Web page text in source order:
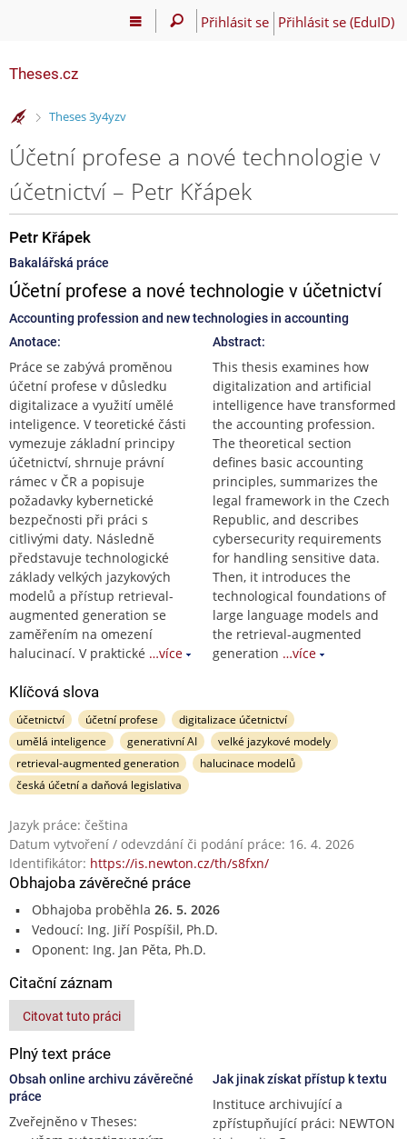
Přihlásit se Přihlásit se (EduID)
Theses.cz
>
Theses 3y4yzv
Účetní profese a nové technologie v
účetnictví – Petr Křápek
Petr Křápek
Bakalářská práce
Účetní profese a nové technologie v účetnictví
Accounting profession and new technologies in accounting
Anotace:
Práce se zabývá proměnou
účetní profese v důsledku
digitalizace a využití umělé
inteligence. V teoretické části
vymezuje základní principy
účetnictví, shrnuje právní
rámec v ČR a popisuje
požadavky kybernetické
bezpečnosti při práci s
citlivými daty. Následně
představuje technologické
základy velkých jazykových
modelů a přístup retrieval-
augmented generation se
zaměřením na omezení
halucinací. V praktické …více
Abstract:
This thesis examines how
digitalization and artificial
intelligence have transformed
the accounting profession.
The theoretical section
defines basic accounting
principles, summarizes the
legal framework in the Czech
Republic, and describes
cybersecurity requirements
for handling sensitive data.
Then, it introduces the
technological foundations of
large language models and
the retrieval-augmented
generation …více
Klíčová slova
účetnictví účetní profese
digitalizace účetnictví
umělá inteligence
generativní AI
velké jazykové modely
retrieval-augmented generation
halucinace modelů
česká účetní a daňová legislativa
Jazyk práce: čeština
Datum vytvoření / odevzdání či podání práce: 16. 4. 2026
Identifikátor: https://is.newton.cz/th/s8fxn/
Obhajoba závěrečné práce
Obhajoba proběhla 26. 5. 2026
Vedoucí: Ing. Jiří Pospíšil, Ph.D.
Oponent: Ing. Jan Pěta, Ph.D.
Citační záznam
Citovat tuto práci
Plný text práce
Obsah online archivu závěrečné
práce
Zveřejněno v Theses:
Jak jinak získat přístup k textu
Instituce archivující a
zpřístupňující práci: NEWTON